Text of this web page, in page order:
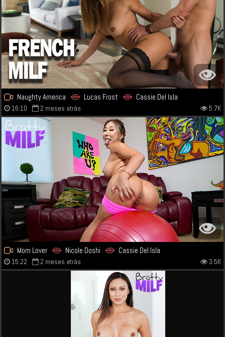
Naughty America Lucas Frost Cassie Del Isla
16:10 2 meses atrás 5.7K
Mom Lover Nicole Doshi Cassie Del Isla
15:22 2 meses atrás 3.5K